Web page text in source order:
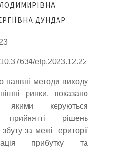
ДУНДАР
efp.2023.12.22
наявні методи виходу
ринки, показано
якими керуються
рішень
за межі території
прибутку та